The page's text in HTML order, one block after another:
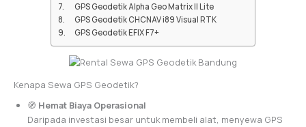
GPS Geodetik Alpha Geo Matrix II Lite
GPS Geodetik CHCNAV i89 Visual RTK
GPS Geodetik EFIX F7+
Kenapa Sewa GPS Geodetik?
🧭 Hemat Biaya Operasional
Daripada investasi besar untuk membeli alat, menyewa GPS